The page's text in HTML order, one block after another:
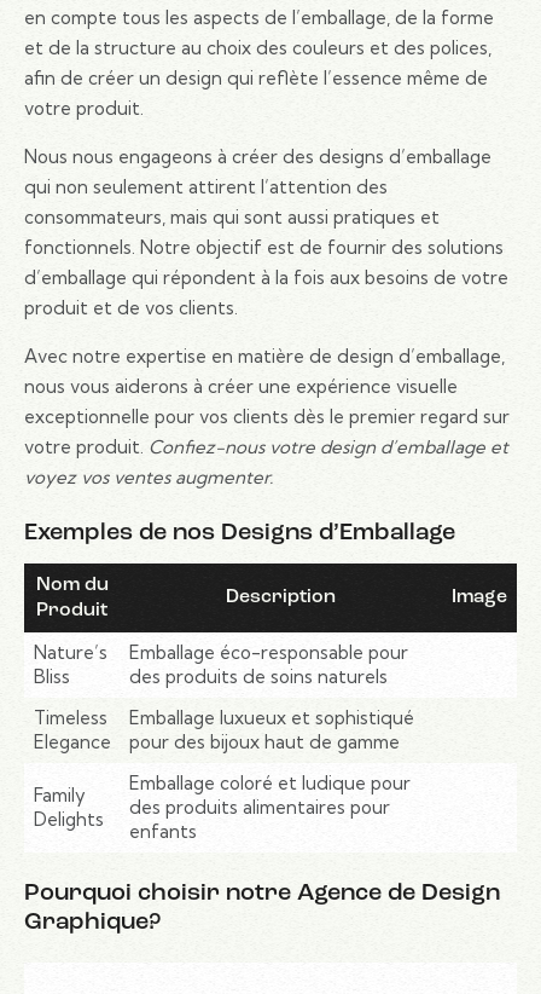
en compte tous les aspects de l’emballage, de la forme
et de la structure au choix des couleurs et des polices,
afin de créer un design qui reflète l’essence même de
votre produit.
Nous nous engageons à créer des designs d’emballage
qui non seulement attirent l’attention des
consommateurs, mais qui sont aussi pratiques et
fonctionnels. Notre objectif est de fournir des solutions
d’emballage qui répondent à la fois aux besoins de votre
produit et de vos clients.
Avec notre expertise en matière de design d’emballage,
nous vous aiderons à créer une expérience visuelle
exceptionnelle pour vos clients dès le premier regard sur
votre produit. Confiez-nous votre design d’emballage et
voyez vos ventes augmenter.
Exemples de nos Designs d’Emballage
Nom du
Produit
Description Image
Nature’s
Bliss
Emballage éco-responsable pour
des produits de soins naturels
Timeless
Elegance
Emballage luxueux et sophistiqué
pour des bijoux haut de gamme
Family
Delights
Emballage coloré et ludique pour
des produits alimentaires pour
enfants
Pourquoi choisir notre Agence de Design
Graphique?